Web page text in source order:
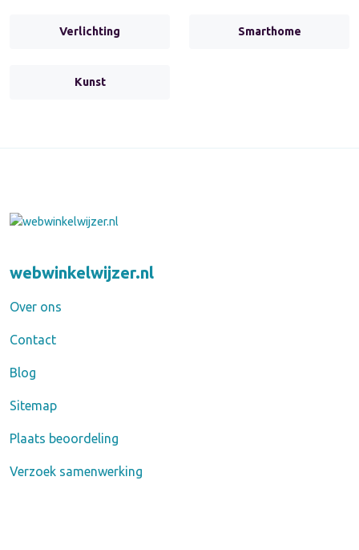
Verlichting Smarthome
Kunst
webwinkelwijzer.nl
Over ons
Contact
Blog
Sitemap
Plaats beoordeling
Verzoek samenwerking